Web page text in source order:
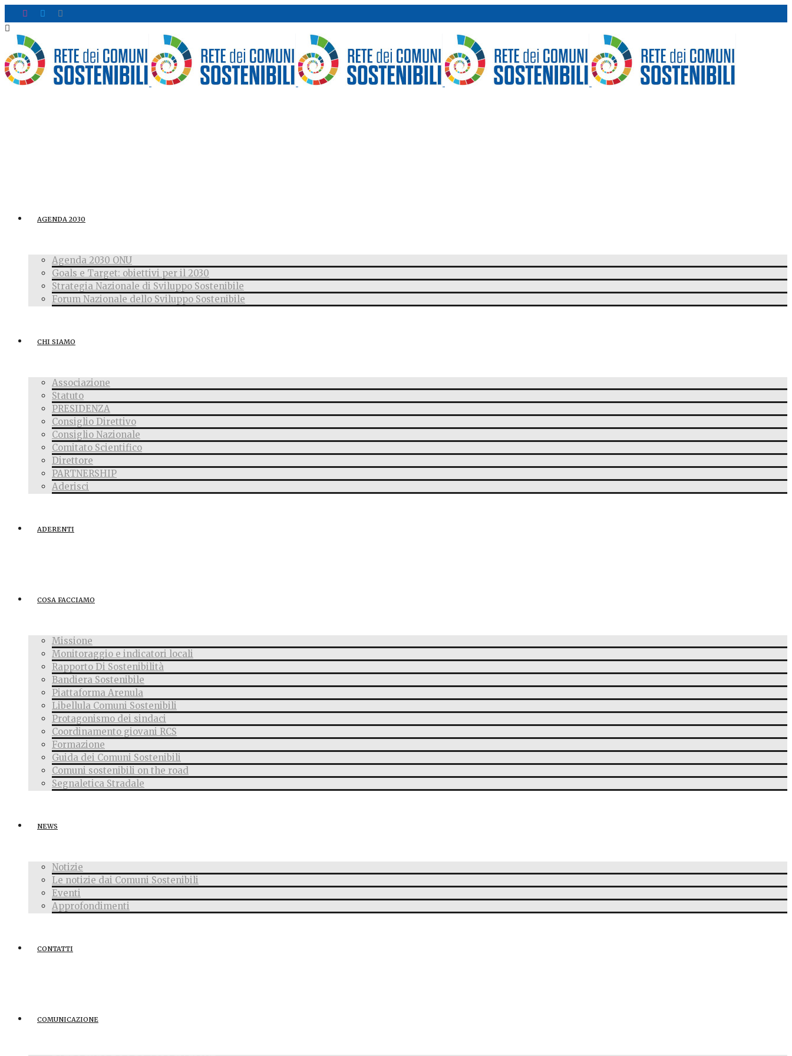
AGENDA 2030
Agenda 2030 ONU
Goals e Target: obiettivi per il 2030
Strategia Nazionale di Sviluppo Sostenibile
Forum Nazionale dello Sviluppo Sostenibile
CHI SIAMO
Associazione
Statuto
PRESIDENZA
Consiglio Direttivo
Consiglio Nazionale
Comitato Scientifico
Direttore
PARTNERSHIP
Aderisci
ADERENTI
COSA FACCIAMO
Missione
Monitoraggio e indicatori locali
Rapporto Di Sostenibilità
Bandiera Sostenibile
Piattaforma Arenula
Libellula Comuni Sostenibili
Protagonismo dei sindaci
Coordinamento giovani RCS
Formazione
Guida dei Comuni Sostenibili
Comuni sostenibili on the road
Segnaletica Stradale
NEWS
Notizie
Le notizie dai Comuni Sostenibili
Eventi
Approfondimenti
CONTATTI
COMUNICAZIONE